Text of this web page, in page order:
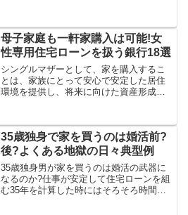
母子家庭も一軒家購入は可能!女
性専用住宅ローンを扱う銀行18選
シングルマザーとして、家を購入するこ
とは、家族にとって安心で安定した居住
環境を提供し、将来に向けた資産形成を
があります。今回の記事では、シングル
マザーが一軒家を購入する...
35歳独身で家を買うのは婚活前?
後?よくある地獄の日々典型例
35歳独身男が家を買うのは婚活の武器に
なるのか?仕事が安定して住宅ローンを組
む35年を計算した時にはそろそろ時間が